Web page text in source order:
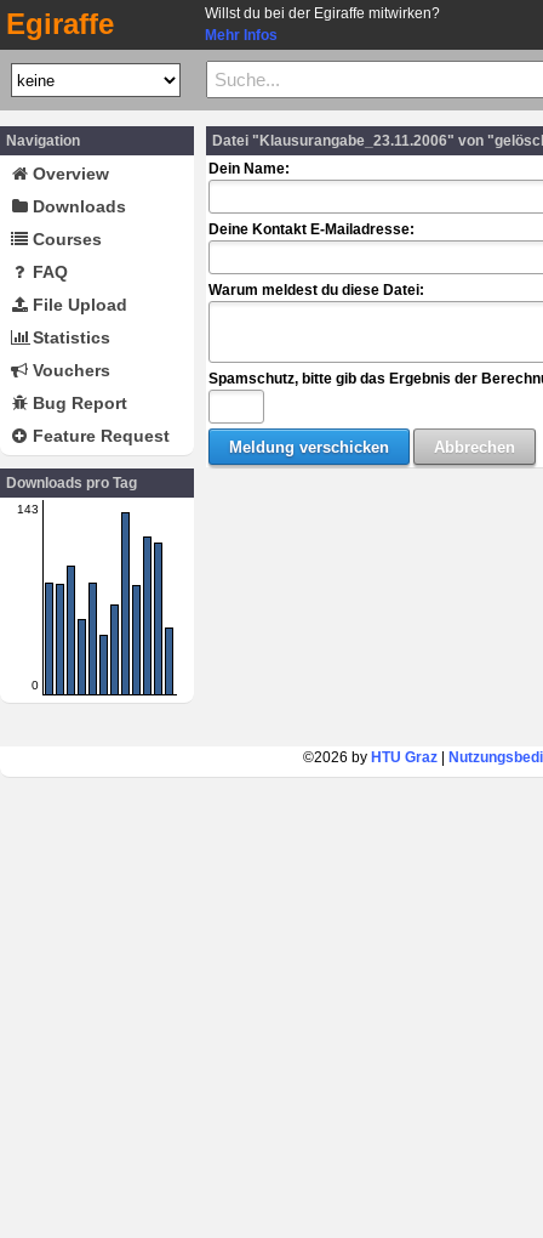
Egiraffe
Willst du bei der Egiraffe mitwirken?
Mehr Infos
Navigation
Overview
Downloads
Courses
FAQ
File Upload
Statistics
Vouchers
Bug Report
Feature Request
Downloads pro Tag
143
0
Datei "Klausurangabe_23.11.2006" von
Dein Name:
Deine Kontakt E-Mailadresse:
Warum meldest du diese Datei:
Spamschutz, bitte gib das Ergebnis der
©2026 by HTU Graz|